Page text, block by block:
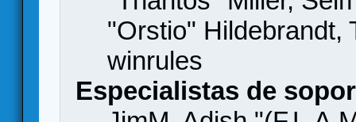
"Orstio" Hildebrandt,
winrules
Especialistas de